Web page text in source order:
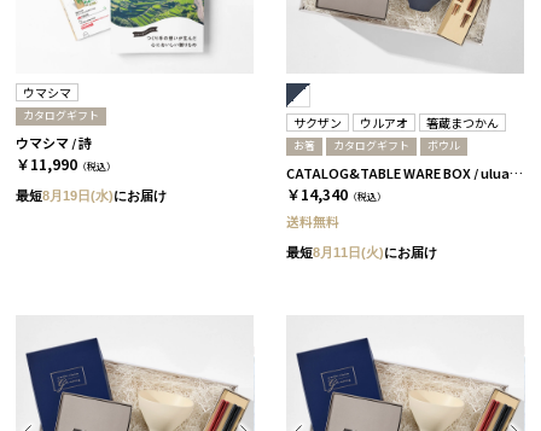
ウマシマ
カタログギフト
ウマシマ / 詩
￥11,990 （税込）
最短8月19日(水)にお届け
サクザン ウルアオ 箸蔵まつかん
お箸 カタログギフト ボウル
CATALOG&TABLE WARE BOX / uluao / ネイビー&ホワイト / 全5種 フロレンツィア
￥14,340 （税込）
送料無料
最短8月11日(火)にお届け